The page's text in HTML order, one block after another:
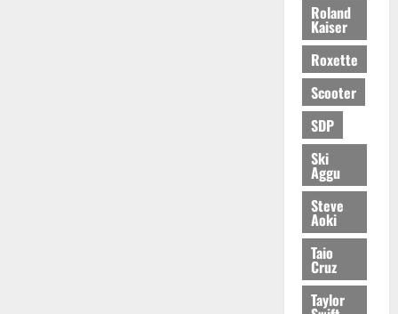
Roland
Kaiser
Roxette
Scooter
SDP
Ski
Aggu
Steve
Aoki
Taio
Cruz
Taylor